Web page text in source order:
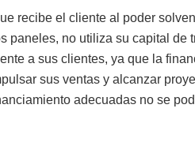
recibe el cliente al poder
paneles, no utiliza su capital de
a sus clientes, ya que la
sus ventas y alcanzar
adecuadas no se